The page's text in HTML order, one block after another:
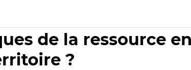
de la ressource
?